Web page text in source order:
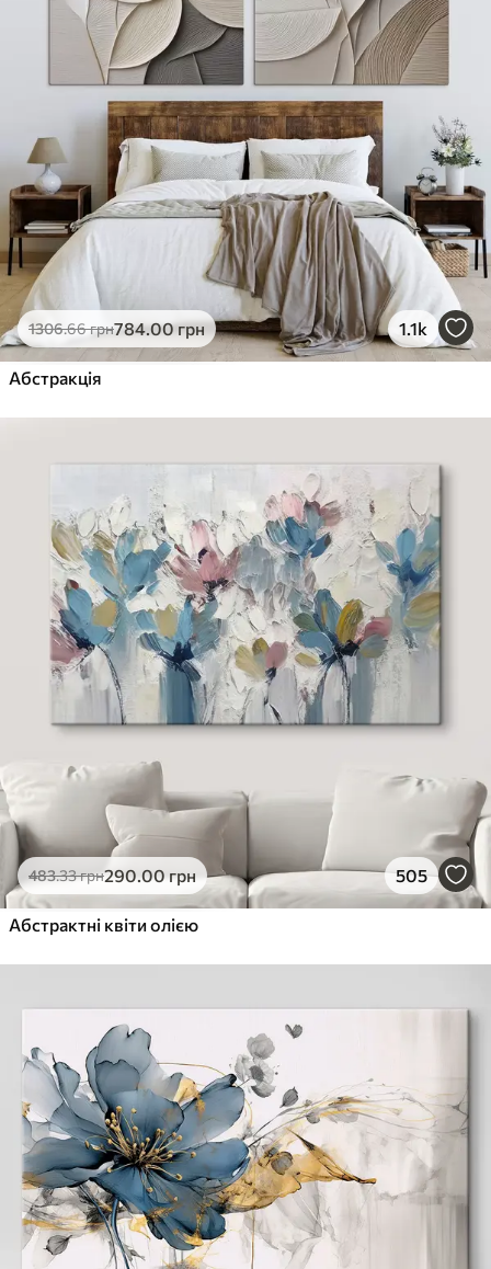
1306.66грн784.00грн 1.1k
Абстракція
483.33грн290.00грн 505
Абстрактні квіти олією